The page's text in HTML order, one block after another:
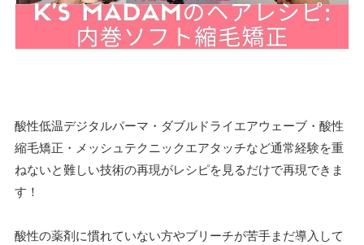
酸性低温デジタルパーマ・ダブルドライエアウェーブ・酸性
縮毛矯正・メッシュテクニックエアタッチなど通常経験を重
ねないと難しい技術の再現がレシピを見るだけで再現できま
す！
酸性の薬剤に慣れていない方やブリーチが苦手まだ導入して